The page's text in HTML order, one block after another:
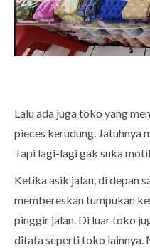
Lalu ada juga toko yang
pieces kerudung. Jatuhnya
Tapi lagi-lagi gak suka
Ketika asik jalan, di depan
membereskan tumpukan
pinggir jalan. Di luar toko
ditata seperti toko lainnya.